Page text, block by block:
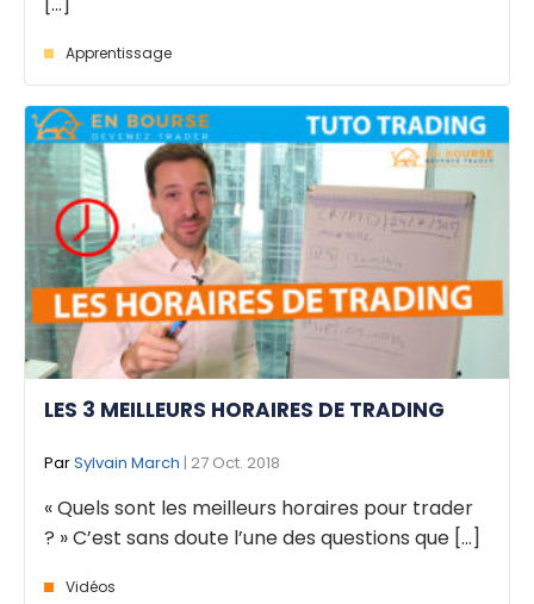
Apprentissage
LES 3 MEILLEURS HORAIRES DE TRADING
ParSylvain March | 27 Oct. 2018
« Quels sont les meilleurs horaires pour trader
? » C’est sans doute l’une des questions que [...]
Vidéos